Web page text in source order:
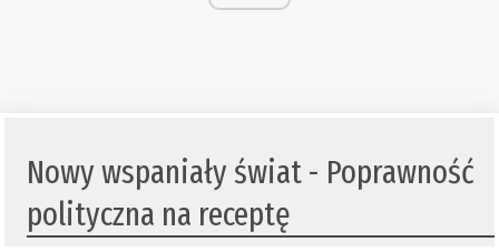
Nowy wspaniały świat - Poprawność
polityczna na receptę